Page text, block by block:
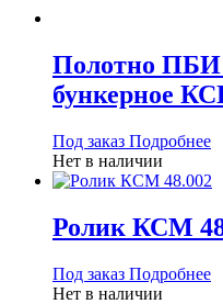
Полотно ПБИ
бункерное
Под заказ Подробнее
Нет в наличии
Ролик КСМ
Под заказ Подробнее
Нет в наличии